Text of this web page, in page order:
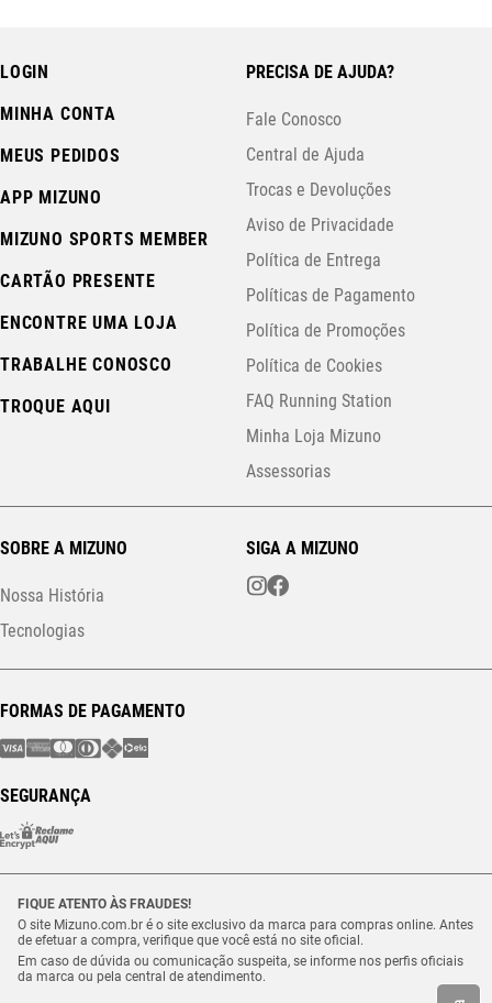
LOGIN
MINHA CONTA
MEUS PEDIDOS
APP MIZUNO
MIZUNO SPORTS MEMBER
CARTÃO PRESENTE
ENCONTRE UMA LOJA
TRABALHE CONOSCO
TROQUE AQUI
PRECISA DE AJUDA?
Fale Conosco
Central de Ajuda
Trocas e Devoluções
Aviso de Privacidade
Política de Entrega
Políticas de Pagamento
Política de Promoções
Política de Cookies
FAQ Running Station
Minha Loja Mizuno
Assessorias
SOBRE A MIZUNO
Nossa História
Tecnologias
SIGA A MIZUNO
FORMAS DE PAGAMENTO
SEGURANÇA
FIQUE ATENTO ÀS FRAUDES!
O site Mizuno.com.br é o site exclusivo da marca para compras online. Antes
de efetuar a compra, verifique que você está no site oficial.
Em caso de dúvida ou comunicação suspeita, se informe nos perfis oficiais
da marca ou pela central de atendimento.